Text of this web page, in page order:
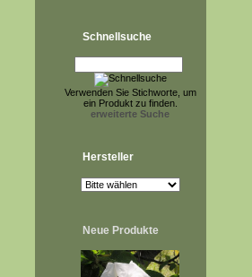
Schnellsuche
Verwenden Sie Stichworte, um
ein Produkt zu finden.
erweiterte Suche
Hersteller
Neue Produkte